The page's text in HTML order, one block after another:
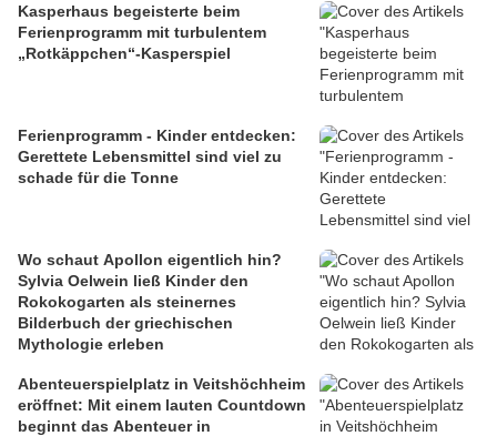
Kasperhaus begeisterte beim
Ferienprogramm mit turbulentem
„Rotkäppchen“-Kasperspiel
Ferienprogramm - Kinder entdecken:
Gerettete Lebensmittel sind viel zu
schade für die Tonne
Wo schaut Apollon eigentlich hin?
Sylvia Oelwein ließ Kinder den
Rokokogarten als steinernes
Bilderbuch der griechischen
Mythologie erleben
Abenteuerspielplatz in Veitshöchheim
eröffnet: Mit einem lauten Countdown
beginnt das Abenteuer in